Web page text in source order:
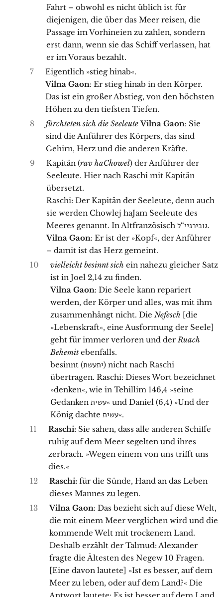
Fahrt – obwohl es nicht üblich ist für
diejenigen, die über das Meer reisen, die
Passage im Vorhineien zu zahlen, sondern
erst dann, wenn sie das Schiff verlassen, hat
er im Voraus bezahlt.
7
Eigentlich »stieg hinab«.
Vilna Gaon: Er stieg hinab in den Körper.
Das ist ein großer Abstieg, von den höchsten
Höhen zu den tiefsten Tiefen.
8
fürchteten sich die Seeleute Vilna Gaon: Sie
sind die Anführer des Körpers, das sind
Gehirn, Herz und die anderen Kräfte.
9
Kapitän (rav haChowel) der Anführer der
Seeleute. Hier nach Raschi mit Kapitän
übersetzt.
Raschi: Der Kapitän der Seeleute, denn auch
sie werden Chowlej haJam Seeleute des
Meeres genannt. In Altfranzösisch גובירניי“ל.
Vilna Gaon: Er ist der »Kopf«, der Anführer
– damit ist das Herz gemeint.
10
vielleicht besinnt sich ein nahezu gleicher Satz
ist in Joel 2,14 zu finden.
Vilna Gaon: Die Seele kann repariert
werden, der Körper und alles, was mit ihm
zusammenhängt nicht. Die Nefesch [die
»Lebenskraft«, eine Ausformung der Seele]
geht für immer verloren und derRuach
Behemitebenfalls.
besinnt (יתעשת) nicht nach Raschi
übertragen. Raschi: Dieses Wort bezeichnet
»denken«, wie in Tehillim 146,4 »seine
Gedanken עשית« und Daniel (6,4) »Und der
König dachte עשית«.
11
Raschi:Sie sahen, dass alle anderen Schiffe
ruhig auf dem Meer segelten und ihres
zerbrach. »Wegen einem von uns trifft uns
dies.«
12
Raschi:für die Sünde, Hand an das Leben
dieses Mannes zu legen.
13
Vilna Gaon: Das bezieht sich auf diese Welt,
die mit einem Meer verglichen wird und die
kommende Welt mit trockenem Land.
Deshalb erzählt der Talmud: Alexander
fragte die Ältesten des Negew 10 Fragen.
[Eine davon lautete] »Ist es besser, auf dem
Meer zu leben, oder auf dem Land?« Die